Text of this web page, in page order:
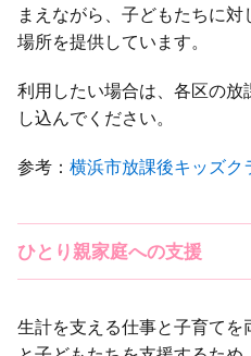
まえながら、子どもたちに
場所を提供しています。
利用したい場合は、各区の放
し込んでください。
参考：横浜市放課後キッズク
ひとり親家庭への支援
生計を支える仕事と子育て